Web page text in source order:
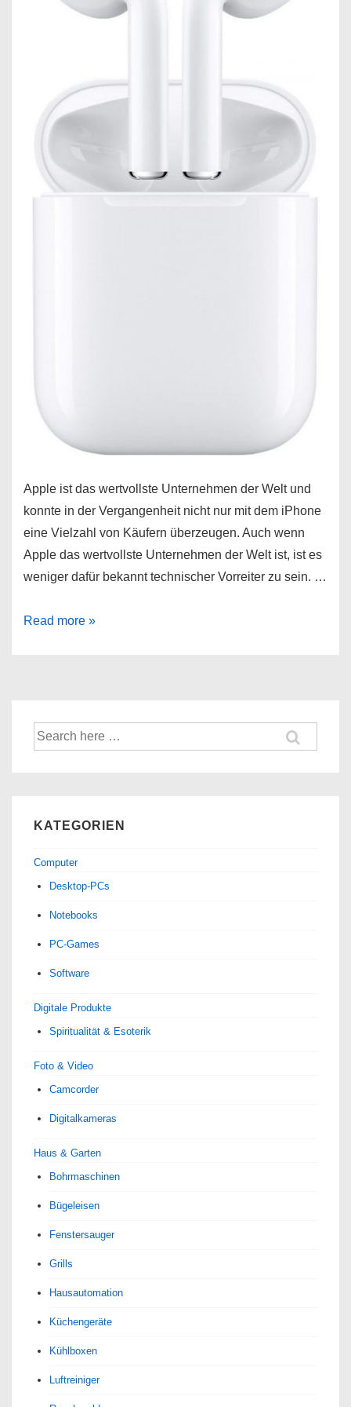
Apple ist das wertvollste Unternehmen der Welt und
konnte in der Vergangenheit nicht nur mit dem iPhone
eine Vielzahl von Käufern überzeugen. Auch wenn
Apple das wertvollste Unternehmen der Welt ist, ist es
weniger dafür bekannt technischer Vorreiter zu sein. …
Apple
Read more »
Suche
KATEGORIEN
Computer
Desktop-PCs
Notebooks
PC-Games
Software
Digitale Produkte
Spiri­tua­lität & Esoterik
Foto & Video
Camcorder
Digitalkameras
Haus & Garten
Bohrmaschinen
Bügeleisen
Fenstersauger
Grills
Hausautomation
Küchengeräte
Kühlboxen
Luftreiniger